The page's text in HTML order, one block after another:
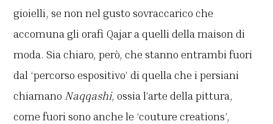
gioielli, se non nel gusto sovraccarico che
accomuna gli orafi Qajar a quelli della maison di
moda. Sia chiaro, però, che stanno entrambi fuori
dal ‘percorso espositivo’ di quella che i persiani
chiamano Naqqashi, ossia l’arte della pittura,
come fuori sono anche le ‘couture creations’,